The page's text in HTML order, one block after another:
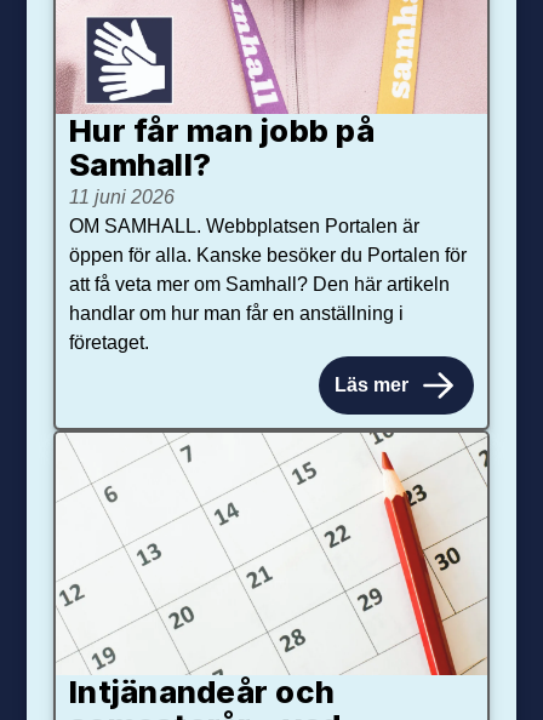
Hur får man jobb på
Samhall?
11 juni 2026
OM SAMHALL. Webbplatsen Portalen är
öppen för alla. Kanske besöker du Portalen för
att få veta mer om Samhall? Den här artikeln
handlar om hur man får en anställning i
företaget.
Läs mer
Intjänandeår och